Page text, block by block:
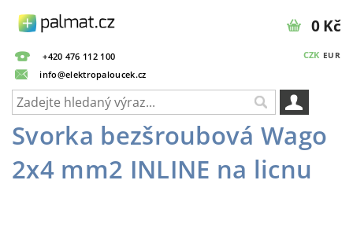
+420 476 112 100
info@elektropaloucek.cz
CZK EUR
0 Kč
Svorka bezšroubová Wago
2x4 mm2 INLINE na licnu